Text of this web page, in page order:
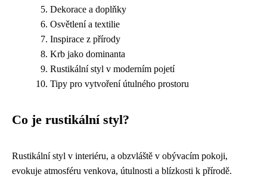
Dekorace a doplňky
Osvětlení a textilie
Inspirace z přírody
Krb jako dominanta
Rustikální styl v moderním pojetí
Tipy pro vytvoření útulného prostoru
Co je rustikální styl?
Rustikální styl v interiéru, a obzvláště v obývacím pokoji,
evokuje atmosféru venkova, útulnosti a blízkosti k přírodě.